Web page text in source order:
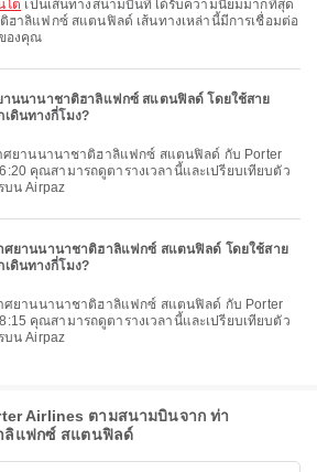
โต เป็นเส้นทางสนามบินที่ได้รับความนิยมมากที่สุด
ฮาลิแฟกซ์ สแตนฟิลด์ เส้นทางเหล่านี้มีการเชื่อมต่อ
องคุณ
านนานาชาติฮาลิแฟกซ์ สแตนฟิลด์ โดยใช้สาย
ดินทางกี่โมง?
คุณสามารถดูตารางเวลานี้และเปรียบเทียบตัว
บน Airpaz
ศยานนานาชาติฮาลิแฟกซ์ สแตนฟิลด์ โดยใช้สาย
ดินทางกี่โมง?
คุณสามารถดูตารางเวลานี้และเปรียบเทียบตัว
บน Airpaz
Airlines ตามสนามบินจาก ท่า
ลิแฟกซ์ สแตนฟิลด์